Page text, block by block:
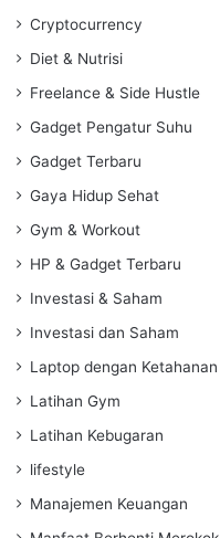
Cryptocurrency
Diet & Nutrisi
Freelance & Side Hustle
Gadget Pengatur Suhu
Gadget Terbaru
Gaya Hidup Sehat
Gym & Workout
HP & Gadget Terbaru
Investasi & Saham
Investasi dan Saham
Laptop dengan Ketahanan
Latihan Gym
Latihan Kebugaran
lifestyle
Manajemen Keuangan